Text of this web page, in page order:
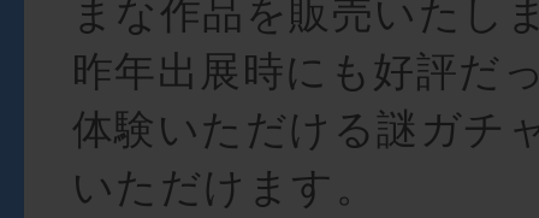
まな作品を販売いたし
昨年出展時にも好評だ
体験いただける謎ガチ
いただけます。